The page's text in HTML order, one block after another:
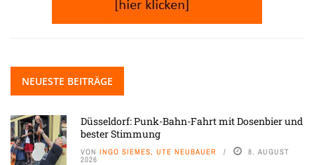
NEUESTE BEITRÄGE
Düsseldorf: Punk-Bahn-Fahrt mit Dosenbier und
bester Stimmung
VON INGO SIEMES, UTE NEUBAUER 8. AUGUST
2026